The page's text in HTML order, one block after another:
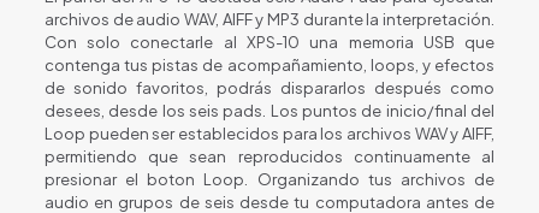
archivos de audio WAV, AIFF y MP3 durante la interpretación.
Con solo conectarle al XPS-10 una memoria USB que
contenga tus pistas de acompañamiento, loops, y efectos
de sonido favoritos, podrás dispararlos después como
desees, desde los seis pads. Los puntos de inicio/final del
Loop pueden ser establecidos para los archivos WAV y AIFF,
permitiendo que sean reproducidos continuamente al
presionar el boton Loop. Organizando tus archivos de
audio en grupos de seis desde tu computadora antes de